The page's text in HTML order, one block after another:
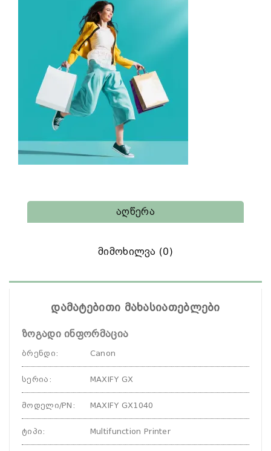
Აღწერა
Მიმოხილვა (0)
დამატებითი მახასიათებლები
ზოგადი ინფორმაცია
ბრენდი: Canon
სერია : MAXIFY GX
მოდელი/PN : MAXIFY GX1040
ტიპი: Multifunction Printer